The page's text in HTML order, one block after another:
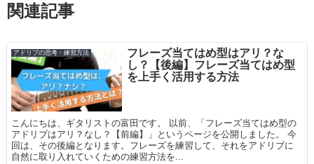
関連記事
アドリブの思考・練習方法
フレーズ当てはめ型はアリ？な
し？【後編】フレーズ当てはめ型
を上手く活用する方法
こんにちは、ギタリストの富田です。 以前、「フレーズ当てはめ型の
アドリブはアリ？なし？【前編】」というページを公開しました。 今
回は、その後編となります。フレーズを練習して、それをアドリブに
自然に取り入れていくための練習方法を...